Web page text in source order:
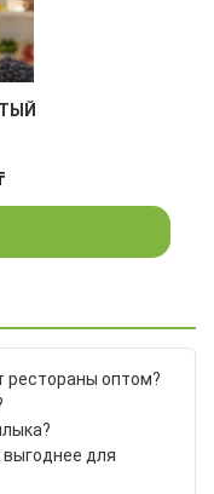
цен:
–
рестораны оптом?
для